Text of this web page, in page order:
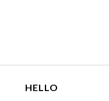
HELLO